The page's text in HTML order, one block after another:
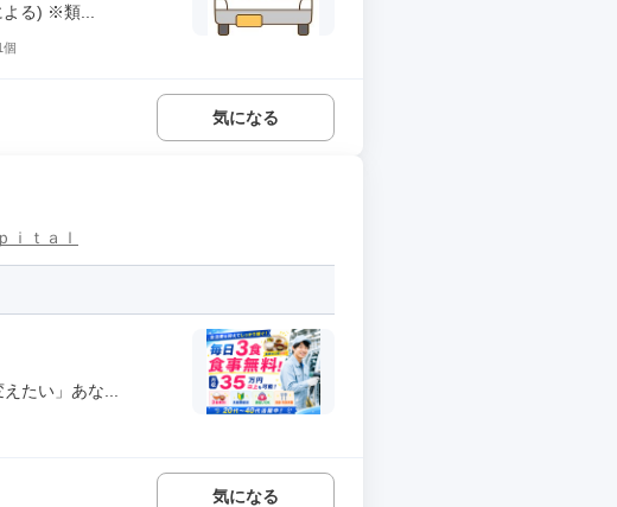
る) ※類...
個
気になる
ｔａｌ
たい」あな...
気になる